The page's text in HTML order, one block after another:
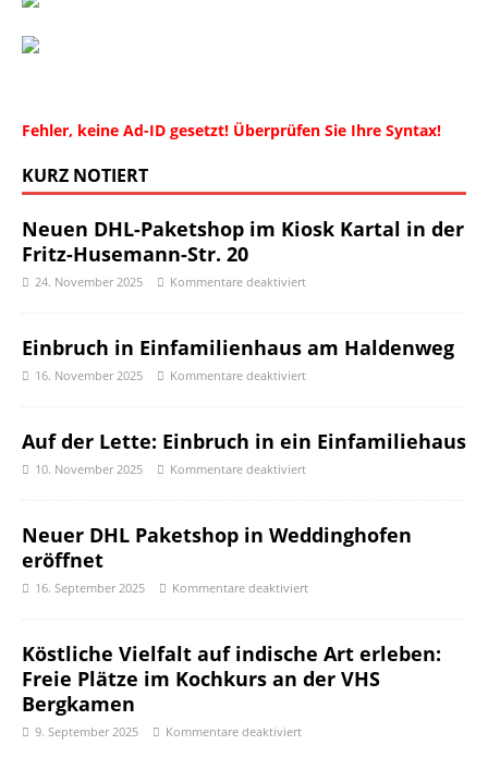
Fehler, keine Ad-ID gesetzt! Überprüfen Sie Ihre Syntax!
KURZ NOTIERT
Neuen DHL-Paketshop im Kiosk Kartal in der
Fritz-Husemann-Str. 20
24. November 2025 Kommentare deaktiviert
Einbruch in Einfamilienhaus am Haldenweg
16. November 2025 Kommentare deaktiviert
Auf der Lette: Einbruch in ein Einfamiliehaus
10. November 2025 Kommentare deaktiviert
Neuer DHL Paketshop in Weddinghofen
eröffnet
16. September 2025 Kommentare deaktiviert
Köstliche Vielfalt auf indische Art erleben:
Freie Plätze im Kochkurs an der VHS
Bergkamen
9. September 2025 Kommentare deaktiviert